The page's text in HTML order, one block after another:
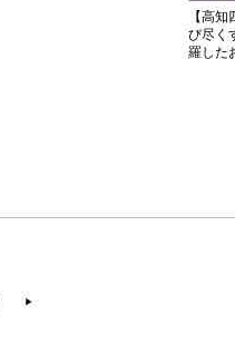
【高
び尽く
羅した
▶︎